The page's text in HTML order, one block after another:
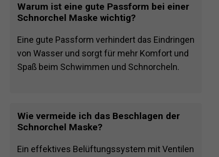
Warum ist eine gute Passform bei einer
Schnorchel Maske wichtig?
Eine gute Passform verhindert das Eindringen
von Wasser und sorgt für mehr Komfort und
Spaß beim Schwimmen und Schnorcheln.
Wie vermeide ich das Beschlagen der
Schnorchel Maske?
Ein effektives Belüftungssystem mit Ventilen